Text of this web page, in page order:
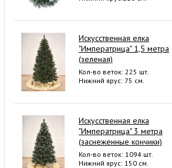
Искусственная елка
"Императрица" 1,5 метра
(зеленая)
Кол-во веток: 225 шт.
Нижний ярус: 75 см.
Искусственная елка
"Императрица" 3 метра
(заснеженные кончики)
Кол-во веток: 1094 шт.
Нижний ярус: 150 см.